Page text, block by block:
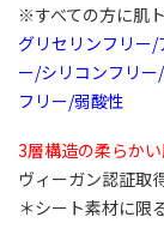
※すべての方に肌
グリセリンフリー
ー/シリコンフリ
フリー/弱酸性
3層構造の柔らか
ヴィーガン認証取
＊シート素材に限